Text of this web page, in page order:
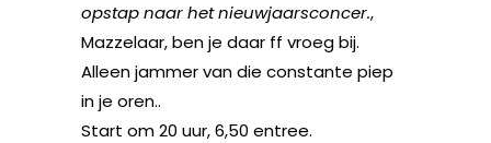
opstap naar het nieuwjaarsconcer.,
Mazzelaar, ben je daar ff vroeg bij.
Alleen jammer van die constante piep
in je oren..
Start om 20 uur, 6,50 entree.